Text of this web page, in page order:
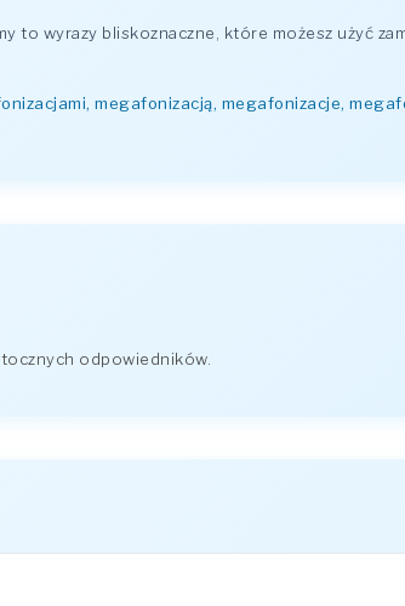
to wyrazy bliskoznaczne, które możesz użyć
megafonizacją, megafonizacje,
odpowiedników.